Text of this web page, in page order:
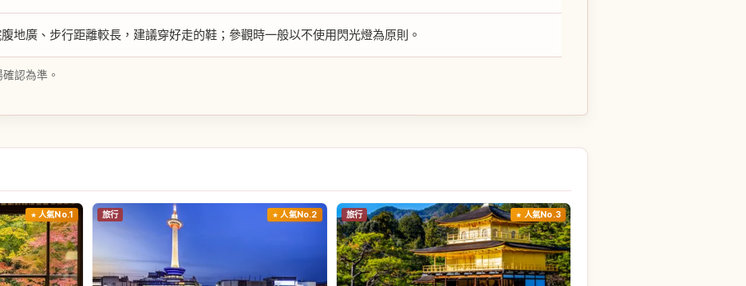
地廣、步行距離較長，建議穿好走的鞋；參觀時一般以不使用閃光燈為原則。
認為準。
人氣No.1 旅行 人氣No.2 旅行 人氣No.3